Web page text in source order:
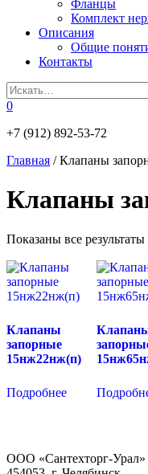
Фланцы
Комплект
Описания
Общие
Контакты
0
+7 (912) 892-53-72
Главная / Клапаны
Клапаны
Показаны все результаты
Клапаны
запорные
15нж22нж(п)
Подробнее
ООО «Сантехторг-Урал»